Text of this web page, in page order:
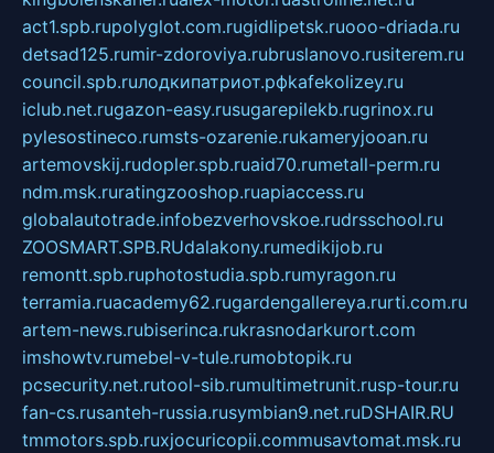
act1.spb.rupolyglot.com.rugidlipetsk.ruooo-driada.ru
detsad125.rumir-zdoroviya.rubruslanovo.rusiterem.ru
council.spb.ruлодкипатриот.рфkafekolizey.ru
iclub.net.rugazon-easy.rusugarepilekb.rugrinox.ru
pylesostineco.rumsts-ozarenie.rukameryjooan.ru
artemovskij.rudopler.spb.ruaid70.rumetall-perm.ru
ndm.msk.ruratingzooshop.ruapiaccess.ru
globalautotrade.infobezverhovskoe.rudrsschool.ru
ZOOSMART.SPB.RUdalakony.rumedikijob.ru
remontt.spb.ruphotostudia.spb.rumyragon.ru
terramia.ruacademy62.rugardengallereya.rurti.com.ru
artem-news.rubiserinca.rukrasnodarkurort.com
imshowtv.rumebel-v-tule.rumobtopik.ru
pcsecurity.net.rutool-sib.rumultimetrunit.rusp-tour.ru
fan-cs.rusanteh-russia.rusymbian9.net.ruDSHAIR.RU
tmmotors.spb.ruxjocuricopii.commusavtomat.msk.ru